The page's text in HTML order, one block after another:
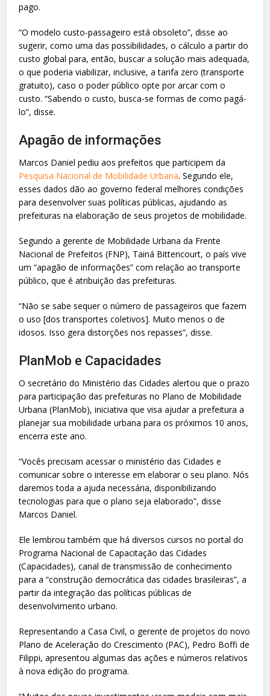
pago.
“O modelo custo-passageiro está obsoleto”, disse ao
sugerir, como uma das possibilidades, o cálculo a partir do
custo global para, então, buscar a solução mais adequada,
o que poderia viabilizar, inclusive, a tarifa zero (transporte
gratuito), caso o poder público opte por arcar com o
custo. “Sabendo o custo, busca-se formas de como pagá-
lo”, disse.
Apagão de informações
Marcos Daniel pediu aos prefeitos que participem da
Pesquisa Nacional de Mobilidade Urbana. Segundo ele,
esses dados dão ao governo federal melhores condições
para desenvolver suas políticas públicas, ajudando as
prefeituras na elaboração de seus projetos de mobilidade.
Segundo a gerente de Mobilidade Urbana da Frente
Nacional de Prefeitos (FNP), Tainá Bittencourt, o país vive
um “apagão de informações” com relação ao transporte
público, que é atribuição das prefeituras.
“Não se sabe sequer o número de passageiros que fazem
o uso [dos transportes coletivos]. Muito menos o de
idosos. Isso gera distorções nos repasses”, disse.
PlanMob e Capacidades
O secretário do Ministério das Cidades alertou que o prazo
para participação das prefeituras no Plano de Mobilidade
Urbana (PlanMob), iniciativa que visa ajudar a prefeitura a
planejar sua mobilidade urbana para os próximos 10 anos,
encerra este ano.
“Vocês precisam acessar o ministério das Cidades e
comunicar sobre o interesse em elaborar o seu plano. Nós
daremos toda a ajuda necessária, disponibilizando
tecnologias para que o plano seja elaborado”, disse
Marcos Daniel.
Ele lembrou também que há diversos cursos no portal do
Programa Nacional de Capacitação das Cidades
(Capacidades), canal de transmissão de conhecimento
para a “construção democrática das cidades brasileiras”, a
partir da integração das políticas públicas de
desenvolvimento urbano.
Representando a Casa Civil, o gerente de projetos do novo
Plano de Aceleração do Crescimento (PAC), Pedro Boffi de
Filippi, apresentou algumas das ações e números relativos
à nova edição do programa.